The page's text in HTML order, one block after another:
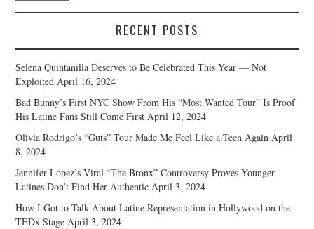
RECENT POSTS
Selena Quintanilla Deserves to Be Celebrated This Year — Not
Exploited April 16, 2024
Bad Bunny’s First NYC Show From His “Most Wanted Tour” Is Proof
His Latine Fans Still Come First April 12, 2024
Olivia Rodrigo’s “Guts” Tour Made Me Feel Like a Teen Again April
8, 2024
Jennifer Lopez’s Viral “The Bronx” Controversy Proves Younger
Latines Don’t Find Her Authentic April 3, 2024
How I Got to Talk About Latine Representation in Hollywood on the
TEDx Stage April 3, 2024